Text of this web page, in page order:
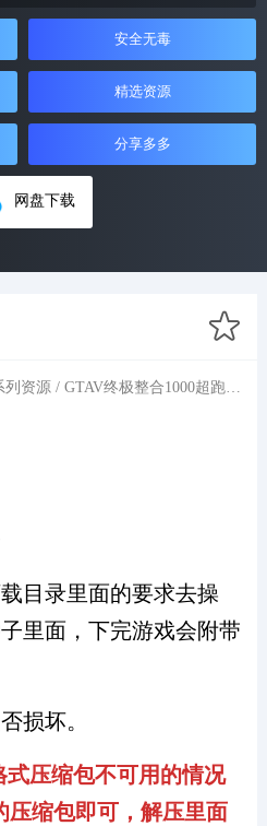
安全无毒
精选资源
分享多多
网盘下载
列资源/ GTAV终极整合1000超跑
目录里面的要求去操
里面，下完游戏会附带
损坏。
压缩包不可用的情况
缩包即可，解压里面